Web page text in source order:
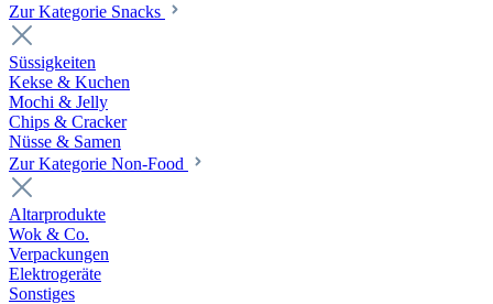
Zur Kategorie Snacks
Süssigkeiten
Kekse & Kuchen
Mochi & Jelly
Chips & Cracker
Nüsse & Samen
Zur Kategorie Non-Food
Altarprodukte
Wok & Co.
Verpackungen
Elektrogeräte
Sonstiges